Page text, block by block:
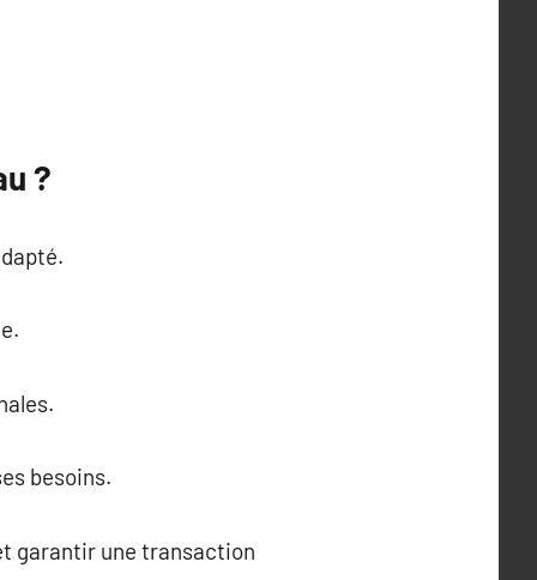
?
besoins.
garantir une transaction